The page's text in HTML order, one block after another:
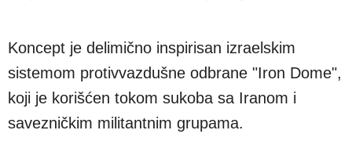
Koncept je delimično inspirisan izraelskim
sistemom protivvazdušne odbrane "Iron Dome",
koji je korišćen tokom sukoba sa Iranom i
savezničkim militantnim grupama.